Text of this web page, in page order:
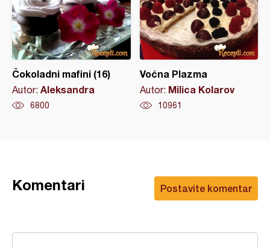
Čokoladni mafini (16)
Autor: Aleksandra
6800
Voćna Plazma
Autor: Milica Kolarov
10961
Postavite komentar
Komentari